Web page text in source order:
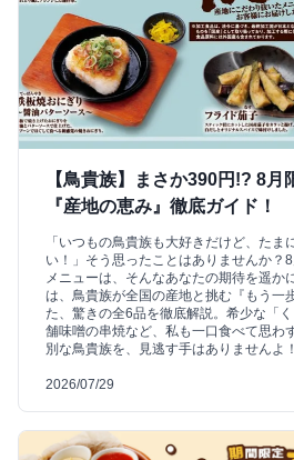
【鳥貴族】まさか390円!? 8月
『産地の恵み』徹底ガイド！
「いつもの鳥貴族も大好きだけど、たま
い！」そう思ったことはありませんか？
メニューは、そんなあなたの期待を遥か
は、鳥貴族が全国の産地と挑む『もう一
た、驚きの全6品を徹底解説。希少な「
舗味噌の串焼など、私も一口食べて思わ
別な鳥貴族を、見逃す手はありませんよ！
2026/07/29